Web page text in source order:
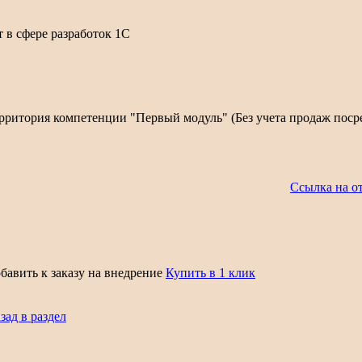
в сфере разработок 1С
компетенции "Первый модуль" (Без учета продаж
Ссылка на
к заказу на внедрение Купить в 1 клик
в раздел